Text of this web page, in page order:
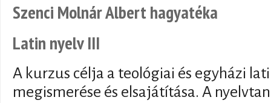
Szenci Molnár Albert hagyatéka
Latin nyelv III
A kurzus célja a teológiai és egyházi
megismerése és elsajátítása. A